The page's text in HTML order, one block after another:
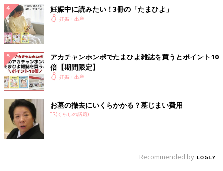
妊娠中に読みたい！3冊の「たまひよ」
妊娠・出産
アカチャンホンポでたまひよ雑誌を買うとポイント10
倍【期間限定】
妊娠・出産
お墓の撤去にいくらかかる？墓じまい費用
PR(くらしの話題)
Recommended by